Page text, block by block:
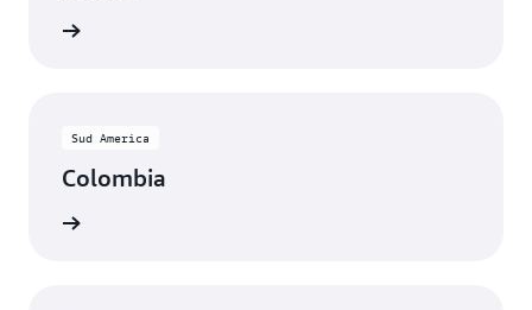
Sud America
Colombia